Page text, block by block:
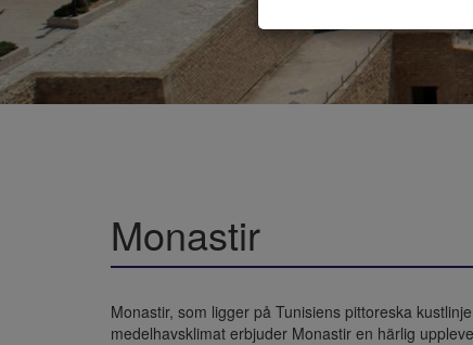
Monastir
Monastir, som ligger på Tunisiens pittoreska
medelhavsklimat erbjuder Monastir en härlig